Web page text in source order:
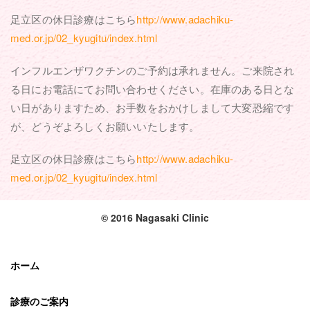
足立区の休日診療はこちらhttp://www.adachiku-
med.or.jp/02_kyugitu/index.html
インフルエンザワクチンのご予約は承れません。ご来院され
る日にお電話にてお問い合わせください。在庫のある日とな
い日がありますため、お手数をおかけしまして大変恐縮です
が、どうぞよろしくお願いいたします。
足立区の休日診療はこちらhttp://www.adachiku-
med.or.jp/02_kyugitu/index.html
© 2016 Nagasaki Clinic
ホーム
診療のご案内